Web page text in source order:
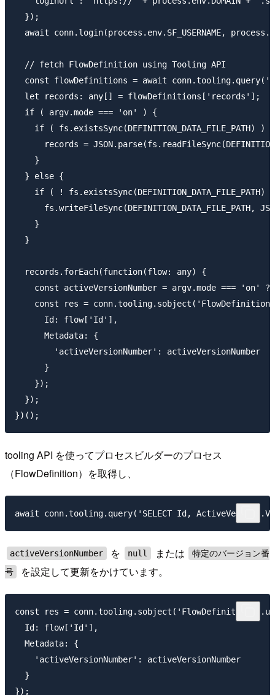
  });
await conn.login(process.env.SF_USERNAME,
  // fetch FlowDefinition using Tooling API
const flowDefinitions = await
  let records: any[] = flowDefinitions['records'];
  if ( argv.mode === 'on' ) {
    if ( fs.existsSync(DEFINITION_DATA_FILE_PATH) ) {
records =
    }
  } else {
if ( ! fs.existsSync(DEFINITION_DATA_FILE_PATH)
fs.writeFileSync(DEFINITION_DATA_FILE_PATH,
    }
  }
  records.forEach(function(flow: any) {
const activeVersionNumber = argv.mode === 'on'
const res =
      Id: flow['Id'],
      Metadata: {
        'activeVersionNumber': activeVersionNumber
      }
    });
  });
tooling API を使ってプロセスビルダーのプロセス
（FlowDefinition）を取得し、
activeVersionNumber を null または
特定のバージョン番
号
を設定して更新をかけています。
const res =
  Id: flow['Id'],
  Metadata: {
    'activeVersionNumber': activeVersionNumber
  }